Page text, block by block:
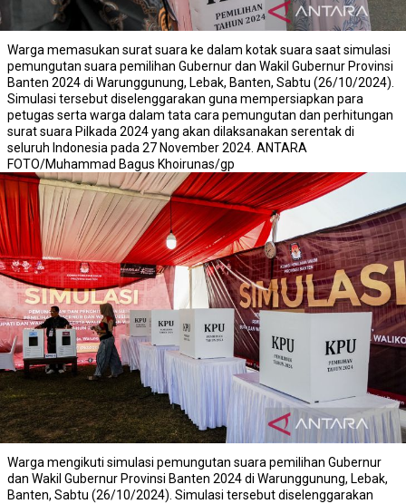
Warga memasukan surat suara ke dalam kotak suara saat simulasi
pemungutan suara pemilihan Gubernur dan Wakil Gubernur Provinsi
Banten 2024 di Warunggunung, Lebak, Banten, Sabtu (26/10/2024).
Simulasi tersebut diselenggarakan guna mempersiapkan para
petugas serta warga dalam tata cara pemungutan dan perhitungan
surat suara Pilkada 2024 yang akan dilaksanakan serentak di
seluruh Indonesia pada 27 November 2024. ANTARA
FOTO/Muhammad Bagus Khoirunas/gp
Warga mengikuti simulasi pemungutan suara pemilihan Gubernur
dan Wakil Gubernur Provinsi Banten 2024 di Warunggunung, Lebak,
Banten, Sabtu (26/10/2024). Simulasi tersebut diselenggarakan